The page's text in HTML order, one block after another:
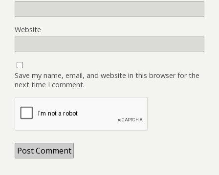
Website
Save my name, email, and website in this browser for the
next time I comment.